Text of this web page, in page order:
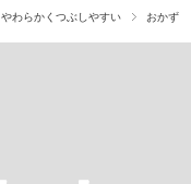
やわらかくつぶしやすい おかず